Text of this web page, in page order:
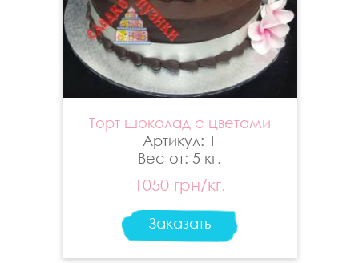
Торт шоколад с цветами
Артикул: 1
Вес от: 5 кг.
1050 грн/кг.
Заказать